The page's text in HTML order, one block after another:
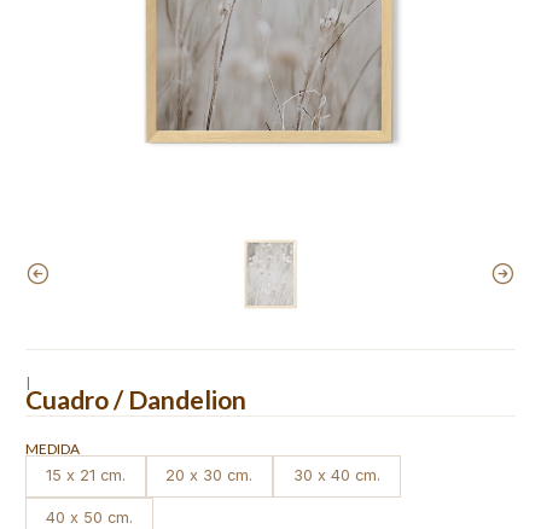
|
Cuadro / Dandelion
MEDIDA
15 x 21 cm.
20 x 30 cm. 30 x 40 cm.
40 x 50 cm.